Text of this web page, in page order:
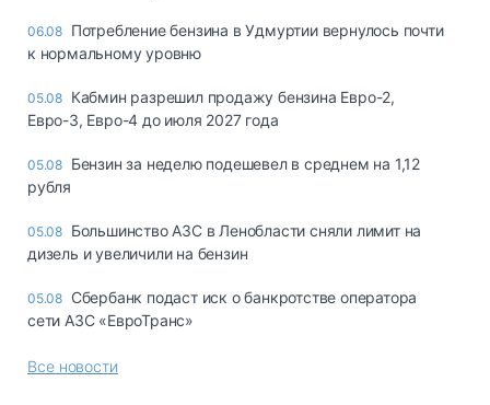
06.08 Потребление бензина в Удмуртии вернулось почти
к нормальному уровню
05.08 Кабмин разрешил продажу бензина Евро-2,
Евро-3, Евро-4 до июля 2027 года
05.08 Бензин за неделю подешевел в среднем на 1,12
рубля
05.08 Большинство АЗС в Ленобласти сняли лимит на
дизель и увеличили на бензин
05.08 Сбербанк подаст иск о банкротстве оператора
сети АЗС «ЕвроТранс»
Все новости